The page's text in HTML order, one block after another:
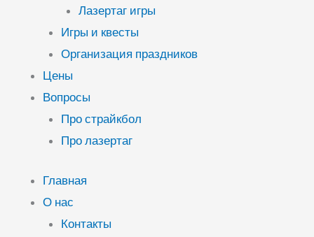
Лазертаг игры
Игры и квесты
Организация праздников
Цены
Вопросы
Про страйкбол
Про лазертаг
Главная
О нас
Контакты